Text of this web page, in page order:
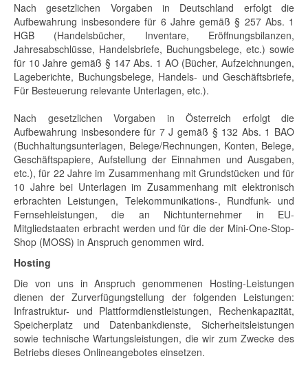
Nach gesetzlichen Vorgaben in Deutschland erfolgt die
Aufbewahrung insbesondere für 6 Jahre gemäß § 257 Abs. 1
HGB (Handelsbücher, Inventare, Eröffnungsbilanzen,
Jahresabschlüsse, Handelsbriefe, Buchungsbelege, etc.) sowie
für 10 Jahre gemäß § 147 Abs. 1 AO (Bücher, Aufzeichnungen,
Lageberichte, Buchungsbelege, Handels- und Geschäftsbriefe,
Für Besteuerung relevante Unterlagen, etc.).
Nach gesetzlichen Vorgaben in Österreich erfolgt die
Aufbewahrung insbesondere für 7 J gemäß § 132 Abs. 1 BAO
(Buchhaltungsunterlagen, Belege/Rechnungen, Konten, Belege,
Geschäftspapiere, Aufstellung der Einnahmen und Ausgaben,
etc.), für 22 Jahre im Zusammenhang mit Grundstücken und für
10 Jahre bei Unterlagen im Zusammenhang mit elektronisch
erbrachten Leistungen, Telekommunikations-, Rundfunk- und
Fernsehleistungen, die an Nichtunternehmer in EU-
Mitgliedstaaten erbracht werden und für die der Mini-One-Stop-
Shop (MOSS) in Anspruch genommen wird.
Hosting
Die von uns in Anspruch genommenen Hosting-Leistungen
dienen der Zurverfügungstellung der folgenden Leistungen:
Infrastruktur- und Plattformdienstleistungen, Rechenkapazität,
Speicherplatz und Datenbankdienste, Sicherheitsleistungen
sowie technische Wartungsleistungen, die wir zum Zwecke des
Betriebs dieses Onlineangebotes einsetzen.